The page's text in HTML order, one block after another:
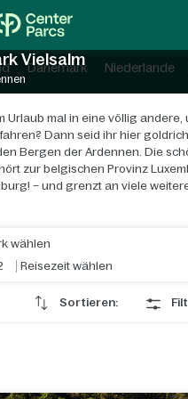
Dänemark Niederlande
Vielsalm
Urlaub mal in eine völlig
Dann seid ihr hier
Bergen der Ardennen. Die
zur belgischen Provinz
– und grenzt an viele
„viel“
und Wäldern umgeben.
der zumAngelnund zum
Die Gegend ist nur dünn
Reiten oder Klettern, Quad,
wählen
Reisezeit wählen
Sortieren: